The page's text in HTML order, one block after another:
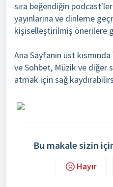
sıra beğendiğin
yayınlarına ve dinleme
kişiselleştirilmiş önerilere
Ana Sayfanın üst
ve Sohbet, Müzik ve diğer
atmak için sağ
Bu makale sizin
Hayır